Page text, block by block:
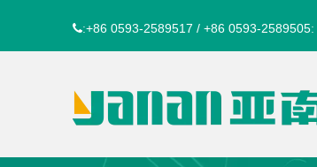
:+86 0593-2589517 / +86 0593-2589505: